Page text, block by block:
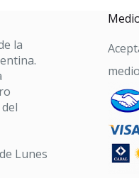
la
Lunes